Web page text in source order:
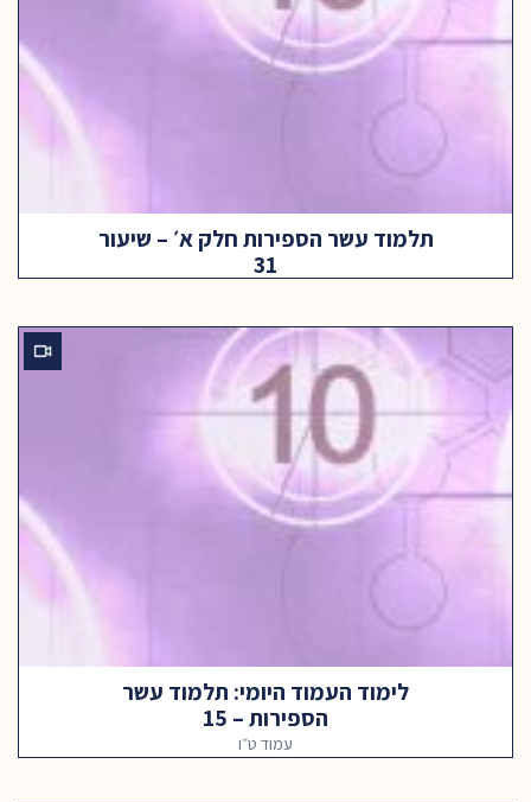
תלמוד עשר הספירות חלק א׳ – שיעור
31
לימוד העמוד היומי: תלמוד עשר
הספירות – 15
עמוד ט״ו